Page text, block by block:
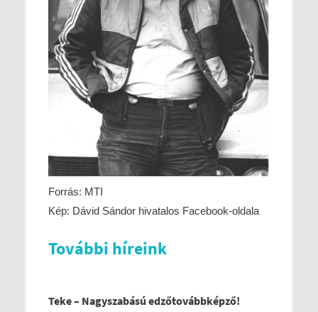
Forrás: MTI
Kép: Dávid Sándor hivatalos Facebook-oldala
További híreink
Teke – Nagyszabású edzőtovábbképző!